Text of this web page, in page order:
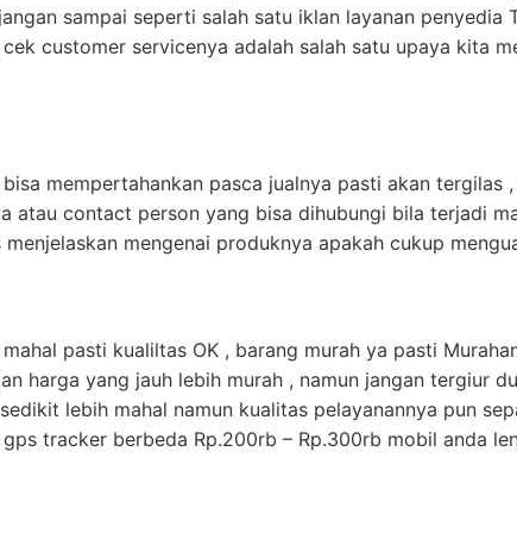
sampai seperti salah satu iklan layanan penyedia
customer servicenya adalah salah satu upaya kita
mempertahankan pasca jualnya pasti akan tergilas
atau contact person yang bisa dihubungi bila terjadi
mengenai produknya apakah cukup
pasti kualiltas OK , barang murah ya pasti
harga yang jauh lebih murah , namun jangan tergiur
lebih mahal namun kualitas pelayanannya pun
tracker berbeda Rp.200rb – Rp.300rb mobil anda